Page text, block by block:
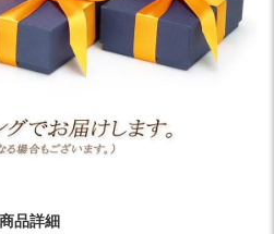
商品詳細